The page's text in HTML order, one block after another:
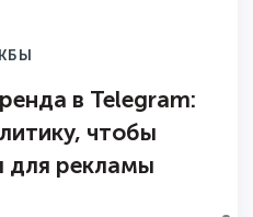
здесь есть
топ-менеджеров
в российском
влияет на
в Telegram:
чтобы
для рекламы